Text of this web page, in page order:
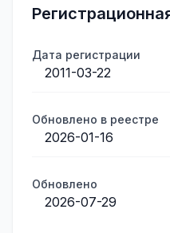
Дата регистрации
2011-03-22
Обновлено в реестре
2026-01-16
Обновлено
2026-07-29